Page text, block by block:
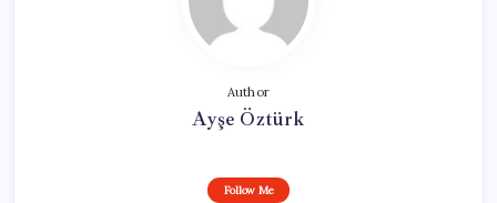
Author
Ayşe Öztürk
Follow Me